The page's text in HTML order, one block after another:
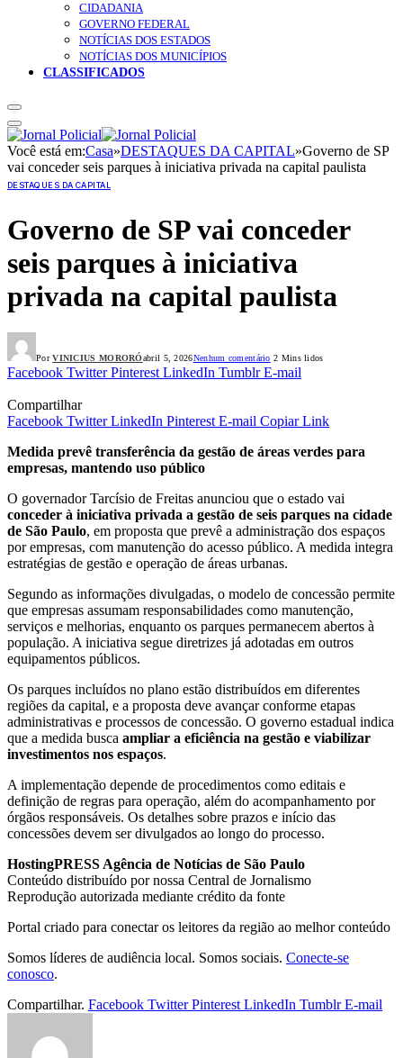
CIDADANIA
GOVERNO FEDERAL
NOTÍCIAS DOS ESTADOS
NOTÍCIAS DOS MUNICÍPIOS
CLASSIFICADOS
Você está em:Casa»DESTAQUES DA CAPITAL»Governo de SP
vai conceder seis parques à iniciativa privada na capital paulista
DESTAQUES DA CAPITAL
Governo de SP vai conceder
seis parques à iniciativa
privada na capital paulista
Por VINICIUS MORORÓabril 5, 2026Nenhum comentário 2 Mins lidos
Facebook Twitter Pinterest LinkedIn Tumblr E-mail
Compartilhar
Facebook Twitter LinkedIn Pinterest E-mail Copiar Link
Medida prevê transferência da gestão de áreas verdes para
empresas, mantendo uso público
O governador Tarcísio de Freitas anunciou que o estado vai
conceder à iniciativa privada a gestão de seis parques na cidade
de São Paulo, em proposta que prevê a administração dos espaços
por empresas, com manutenção do acesso público. A medida integra
estratégias de gestão e operação de áreas urbanas.
Segundo as informações divulgadas, o modelo de concessão permite
que empresas assumam responsabilidades como manutenção,
serviços e melhorias, enquanto os parques permanecem abertos à
população. A iniciativa segue diretrizes já adotadas em outros
equipamentos públicos.
Os parques incluídos no plano estão distribuídos em diferentes
regiões da capital, e a proposta deve avançar conforme etapas
administrativas e processos de concessão. O governo estadual indica
que a medida busca ampliar a eficiência na gestão e viabilizar
investimentos nos espaços.
A implementação depende de procedimentos como editais e
definição de regras para operação, além do acompanhamento por
órgãos responsáveis. Os detalhes sobre prazos e início das
concessões devem ser divulgados ao longo do processo.
HostingPRESS Agência de Notícias de São Paulo
Conteúdo distribuído por nossa Central de Jornalismo
Reprodução autorizada mediante crédito da fonte
Portal criado para conectar os leitores da região ao melhor conteúdo
Somos líderes de audiência local. Somos sociais. Conecte-se
conosco.
Compartilhar. Facebook Twitter Pinterest LinkedIn Tumblr E-mail